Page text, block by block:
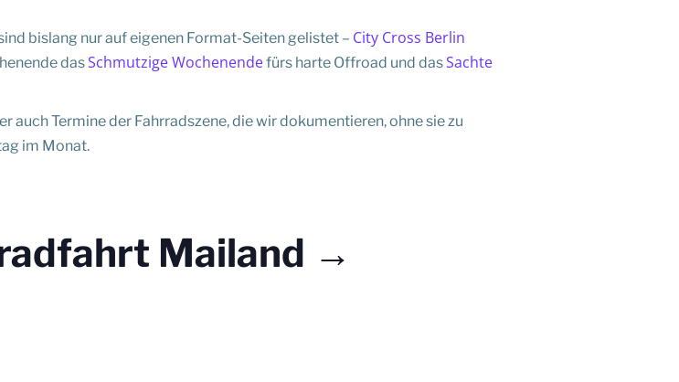
bislang nur auf eigenen Format-Seiten gelistet – City Cross Berlin
dasSchmutzige Wochenendefürs harte Offroad und dasSachte
auch Termine der Fahrradszene, die wir dokumentieren, ohne sie zu
im Monat.
Mailand →